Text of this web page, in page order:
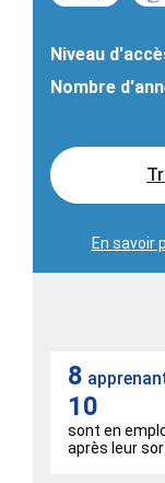
Niveau
Nombre
En savoir
8
10
sont en
après leur